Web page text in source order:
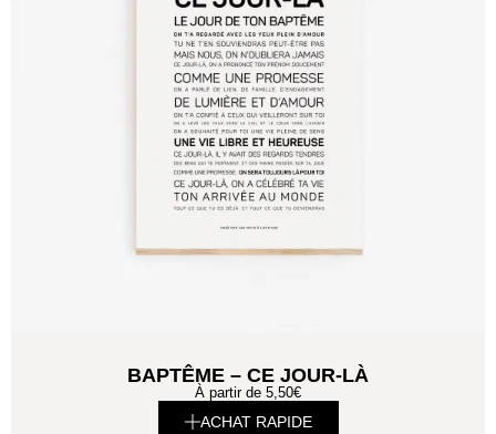
BAPTÊME – CE JOUR-LÀ
À partir de 5,50€
ACHAT RAPIDE